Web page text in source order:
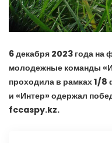
6 декабря 2023 года на
молодежные команды
проходила в рамках 1/
и «Интер» одержал
fccaspy.kz.